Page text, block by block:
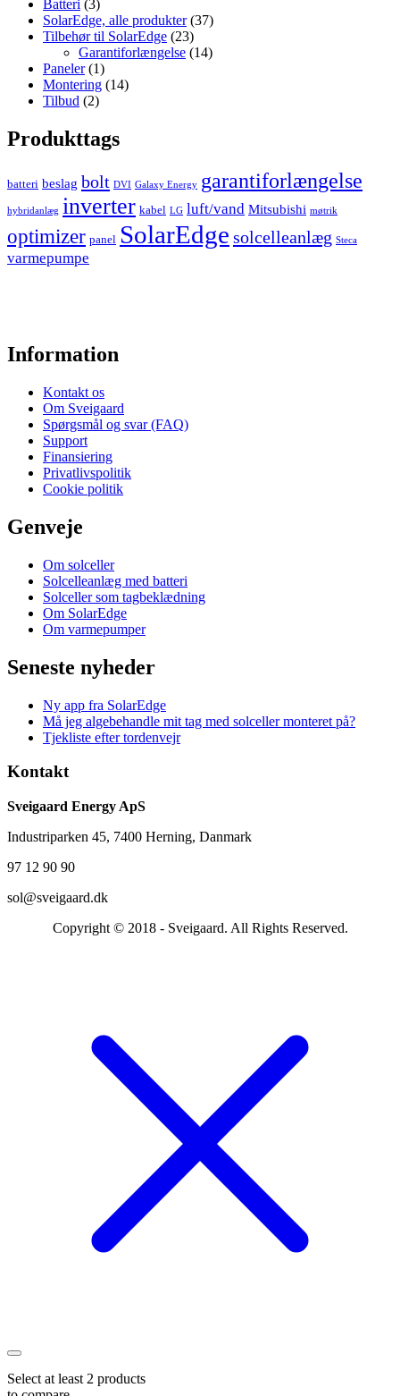
Batteri (3)
SolarEdge, alle produkter (37)
Tilbehør til SolarEdge (23)
Garantiforlængelse (14)
Paneler (1)
Montering (14)
Tilbud (2)
Produkttags
batteri beslag bolt DVI Galaxy Energy garantiforlængelse
hybridanlæg inverter kabel LG luft/vand Mitsubishi møtrik
optimizer panel SolarEdge solcelleanlæg Steca
varmepumpe
Information
Kontakt os
Om Sveigaard
Spørgsmål og svar (FAQ)
Support
Finansiering
Privatlivspolitik
Cookie politik
Genveje
Om solceller
Solcelleanlæg med batteri
Solceller som tagbeklædning
Om SolarEdge
Om varmepumper
Seneste nyheder
Ny app fra SolarEdge
Må jeg algebehandle mit tag med solceller monteret på?
Tjekliste efter tordenvejr
Kontakt
Sveigaard Energy ApS
Industriparken 45, 7400 Herning, Danmark
97 12 90 90
sol@sveigaard.dk
Copyright © 2018 - Sveigaard. All Rights Reserved.
Select at least 2 products